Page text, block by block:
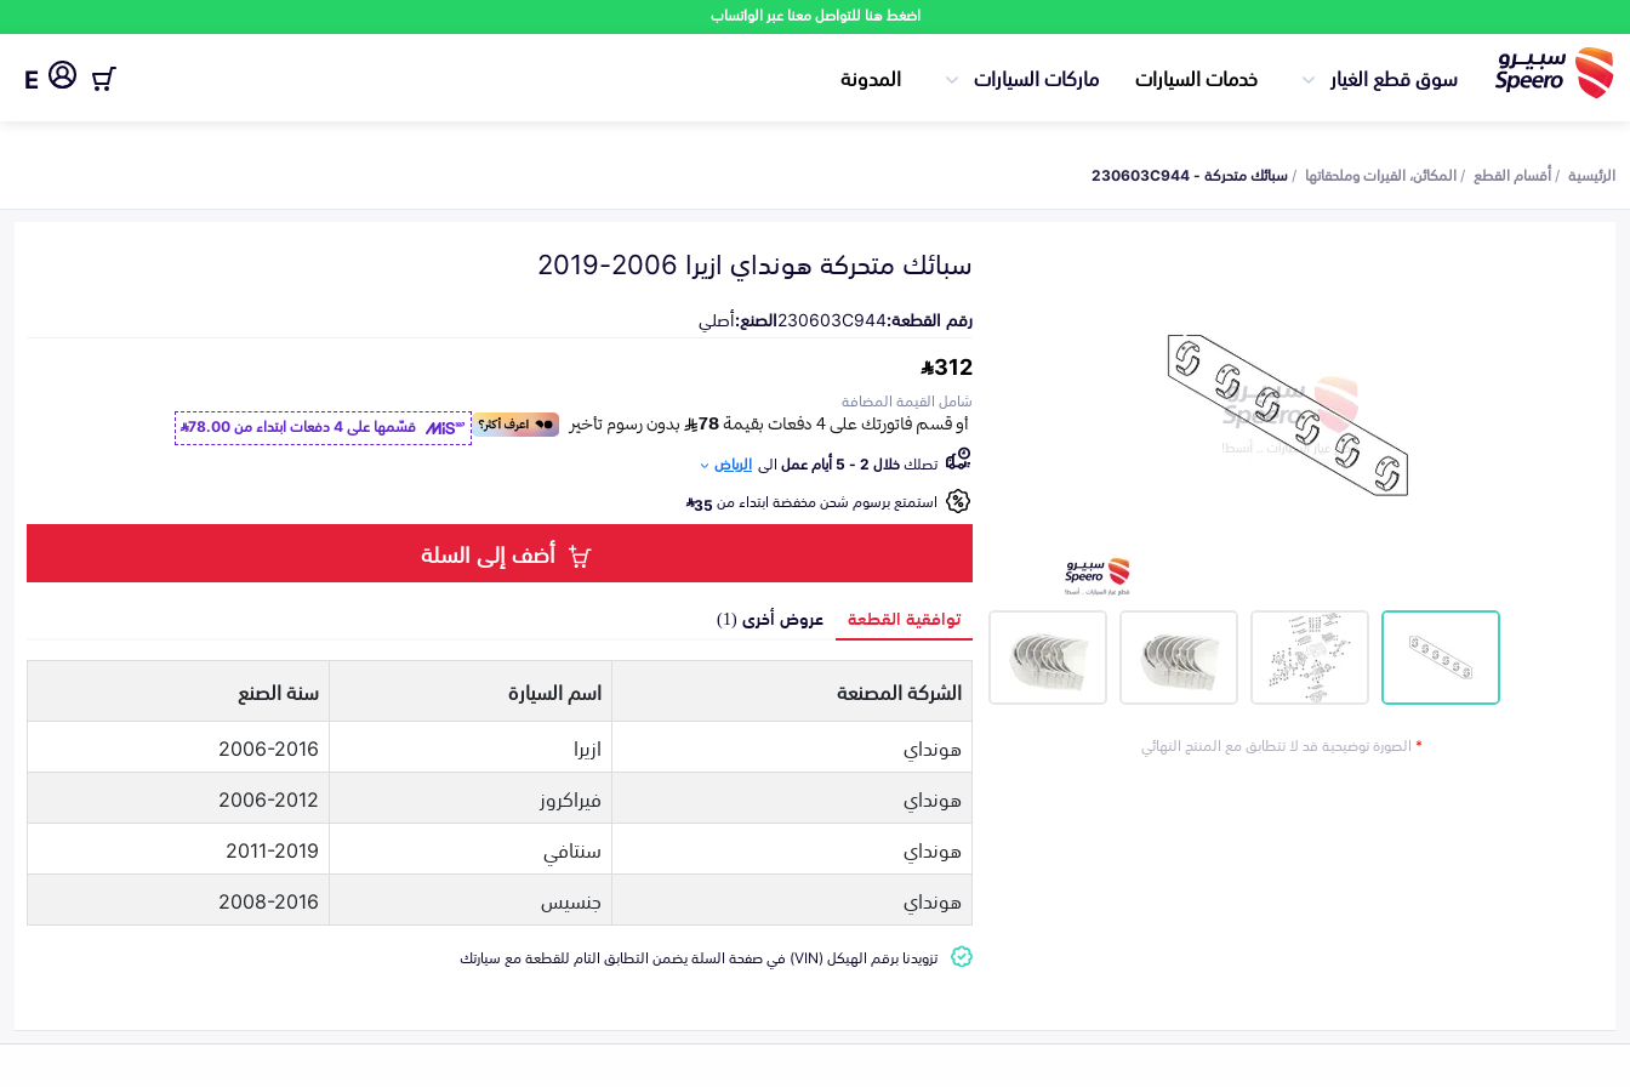
اضغط هنا للتواصل معنا عبر الواتساب
سوق قطع الغيار خدمات السيارات ماركات السيارات المدونة E
الرئيسية أقسام القطع المكائن، القيرات وملحقاتها سبائك متحركة - 230603C944
*الصورة توضيحية قد لا تتطابق مع المنتج النهائي
سبائك متحركة هونداي ازيرا 2006-2019
رقم القطعة:230603C944الصنع:أصلي
312
شامل القيمة المضافة
قسّمها على 4 دفعات ابتداء من
78.00
تصلكخلال 2 - 5 أيام عمل الى الرياض
استمتع برسوم شحن مخفضة ابتداء من35
أضف إلى السلة
توافقية القطعة عروض أخرى (1)
الشركة المصنعة اسم السيارة
سنة الصنع
هونداي
ازيرا
2006-2016
هونداي
فيراكروز
2006-2012
هونداي
سنتافي
2011-2019
هونداي
جنسيس 2008-2016
تزويدنا برقم الهيكل (VIN) في صفحة السلة يضمن التطابق التام للقطعة مع سيارتك